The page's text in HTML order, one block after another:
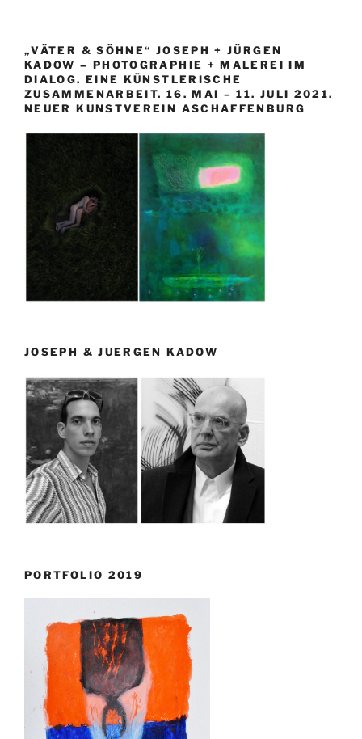
„VÄTER & SÖHNE“ JOSEPH + JÜRGEN
KADOW – PHOTOGRAPHIE + MALEREI IM
DIALOG. EINE KÜNSTLERISCHE
ZUSAMMENARBEIT. 16. MAI – 11. JULI 2021.
NEUER KUNSTVEREIN ASCHAFFENBURG
JOSEPH & JUERGEN KADOW
PORTFOLIO 2019